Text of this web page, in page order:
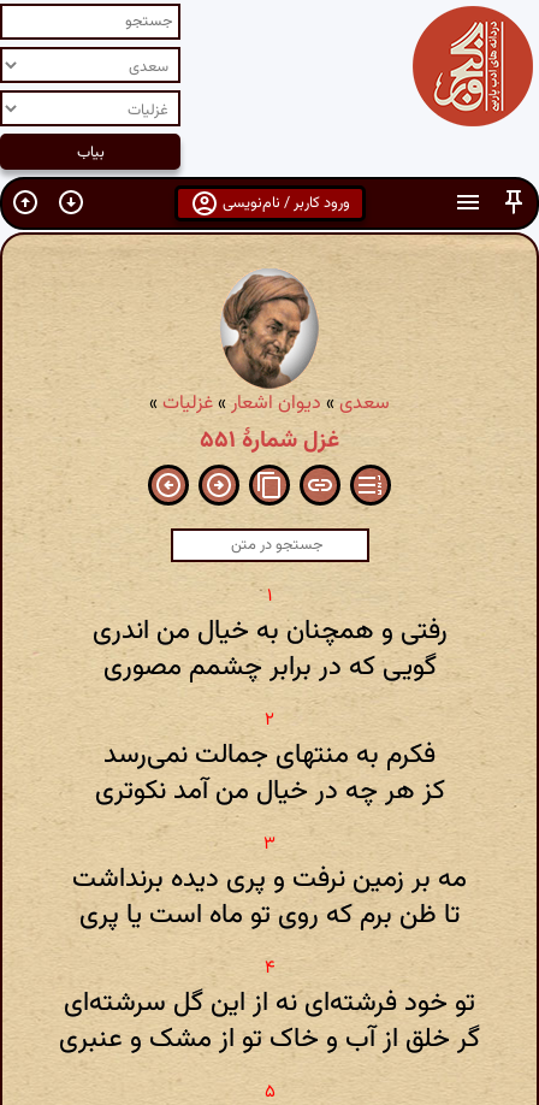
ورود کاربر / نام‌نویسی
سعدی» دیوان اشعار»غزلیات»
غزل شمارهٔ ۵۵۱
رفتی و همچنان به خیال من اندری
گویی که در برابر چشمم مصوری
فکرم به منتهای جمالت نمی‌رسد
کز هر چه در خیال من آمد نکوتری
مه بر زمین نرفت و پری دیده برنداشت
تا ظن برم که روی تو ماه است یا پری
تو خود فرشته‌ای نه از این گل سرشته‌ای
گر خلق از آب و خاک تو از مشک و عنبری